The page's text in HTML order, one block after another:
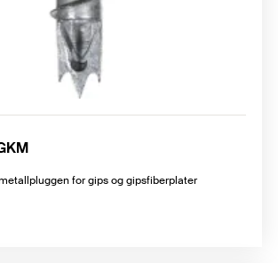
for gips og gipsfiberplater